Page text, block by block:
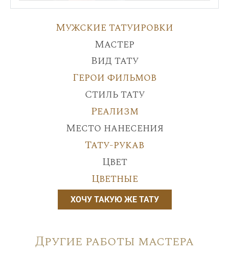
Мужские татуировки
Мастер
Вид тату
Герои фильмов
Стиль тату
Реализм
Место нанесения
Тату-рукав
Цвет
Цветные
ХОЧУ ТАКУЮ ЖЕ ТАТУ
Другие работы мастера